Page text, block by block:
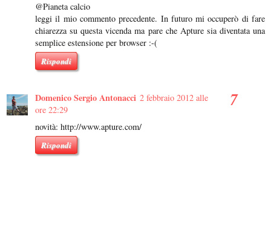
@Pianeta calcio
leggi il mio commento precedente. In futuro mi occuperò di fare
chiarezza su questa vicenda ma pare che Apture sia diventata una
semplice estensione per browser :-(
Rispondi
Domenico Sergio Antonacci 2 febbraio 2012 alle
ore 22:29
novità: http://www.apture.com/
Rispondi